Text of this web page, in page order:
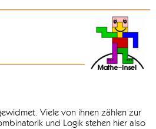
Viele von ihnen zählen zur
und Logik stehen hier also